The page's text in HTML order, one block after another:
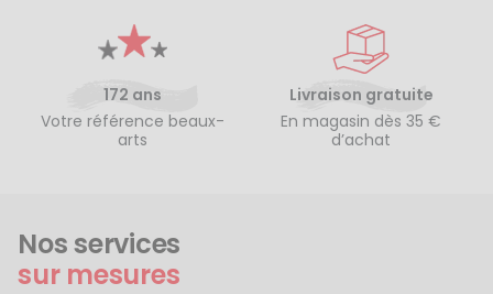
172 ans
Votre référence beaux-
arts
Livraison gratuite
En magasin dès 35 €
d’achat
Nos services
sur mesures